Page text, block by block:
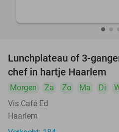
Lunchplateau of 3-
chef in hartje Haarlem
Morgen Za Zo Ma Di
Vis Café Ed
Haarlem